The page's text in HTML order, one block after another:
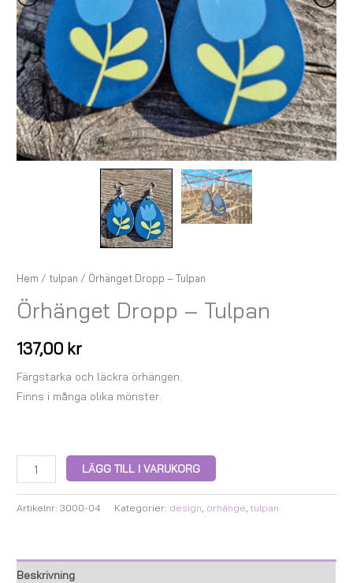
Hem / tulpan / Örhänget Dropp – Tulpan
Örhänget Dropp – Tulpan
137,00 kr
Färgstarka och läckra örhängen.
Finns i många olika mönster.
LÄGG TILL I VARUKORG
Artikelnr:3000-04 Kategorier: design örhänge ,tulpan
Beskrivning